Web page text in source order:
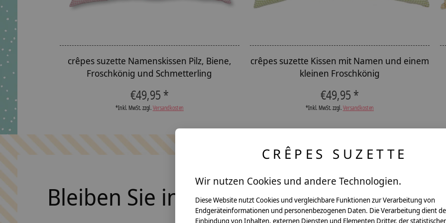
crêpes suzette Namenskissen Pilz, Biene,
Froschkönig und Schmetterling
€49,95 *
*Inkl. MwSt. zzgl.Versandkosten
crêpes suzette Kissen mit Namen und einem
kleinen Froschkönig
€49,95 *
*Inkl. MwSt. zzgl.Versandkosten
Bleiben Sie in Kontakt
CRÊPES SUZETTE
Wir nutzen Cookies und andere Technologien.
Diese Website nutzt Cookies und vergleichbare Funktionen zur Verarbeitung von
Endgeräteinformationen und personenbezogenen Daten. Die Verarbeitung dient
Einbindung von Inhalten, externen Diensten und Elementen Dritter, der